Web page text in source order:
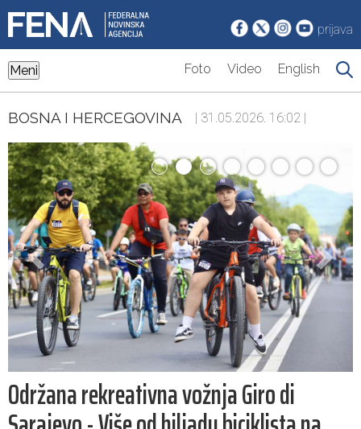
prijava
Meni Foto Video English
BOSNA I HERCEGOVINA | 31.05.2026. 16:02 |
Održana rekreativna vožnja Giro di